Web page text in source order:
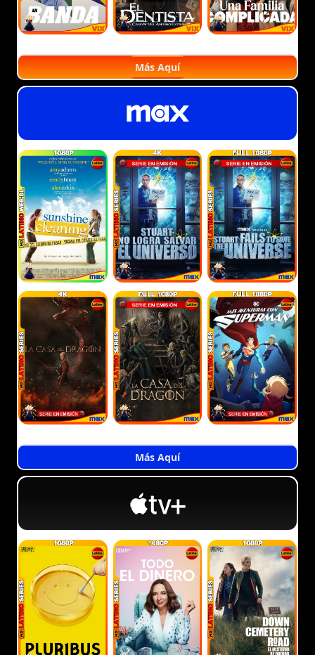
Más Aquí
Más Aquí